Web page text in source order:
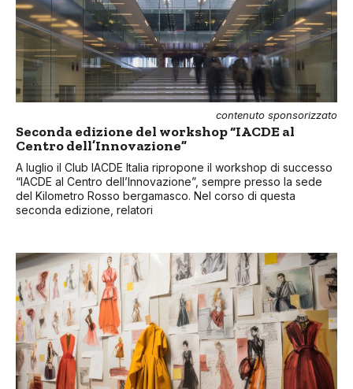
contenuto sponsorizzato
Seconda edizione del workshop “IACDE al
Centro dell’Innovazione”
A luglio il Club IACDE Italia ripropone il workshop di successo
“IACDE al Centro dell’Innovazione”, sempre presso la sede
del Kilometro Rosso bergamasco. Nel corso di questa
seconda edizione, relatori